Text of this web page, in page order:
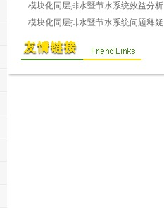
模块化同层排水暨节水系统效益分析
模块化同层排水暨节水系统问题释疑